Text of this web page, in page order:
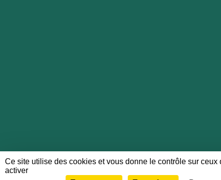
Ce site utilise des cookies et vous donne le contrôle sur ceux
activer